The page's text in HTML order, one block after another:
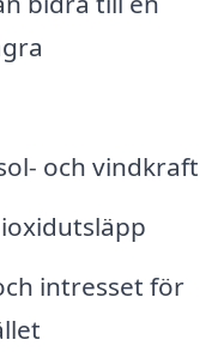
och vindkraft
intresset för